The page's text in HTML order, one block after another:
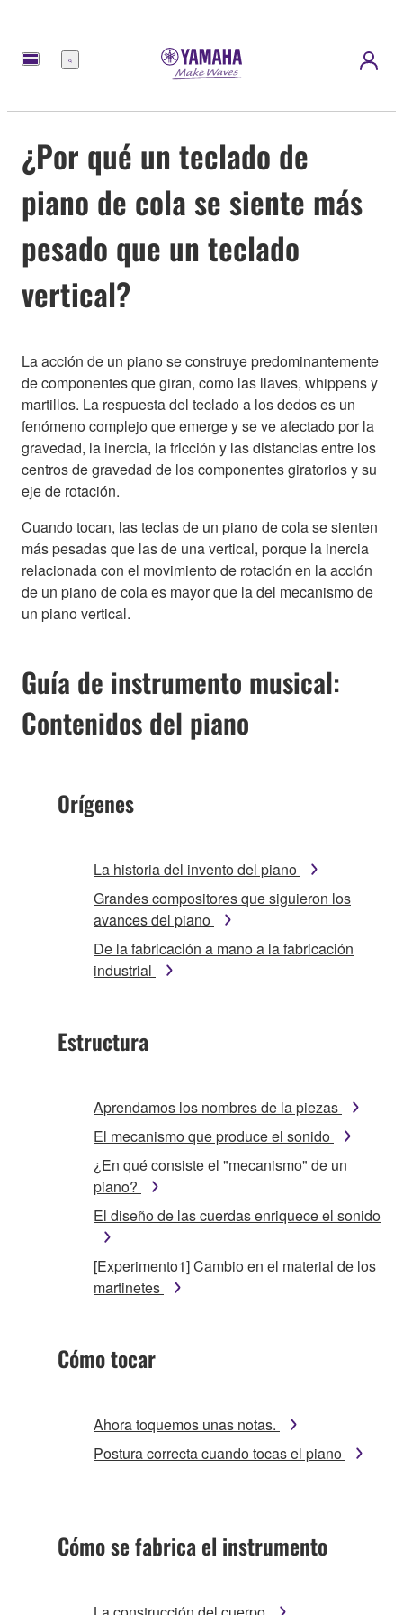
Menú
¿Por qué un teclado de
piano de cola se siente más
pesado que un teclado
vertical?
La acción de un piano se construye predominantemente
de componentes que giran, como las llaves, whippens y
martillos. La respuesta del teclado a los dedos es un
fenómeno complejo que emerge y se ve afectado por la
gravedad, la inercia, la fricción y las distancias entre los
centros de gravedad de los componentes giratorios y su
eje de rotación.
Cuando tocan, las teclas de un piano de cola se sienten
más pesadas que las de una vertical, porque la inercia
relacionada con el movimiento de rotación en la acción
de un piano de cola es mayor que la del mecanismo de
un piano vertical.
Guía de instrumento musical:
Contenidos del piano
Orígenes
La historia del invento del piano
Grandes compositores que siguieron los
avances del piano
De la fabricación a mano a la fabricación
industrial
Estructura
Aprendamos los nombres de la piezas
El mecanismo que produce el sonido
¿En qué consiste el "mecanismo" de un
piano?
El diseño de las cuerdas enriquece el sonido
[Experimento1] Cambio en el material de los
martinetes
Cómo tocar
Ahora toquemos unas notas.
Postura correcta cuando tocas el piano
Cómo se fabrica el instrumento